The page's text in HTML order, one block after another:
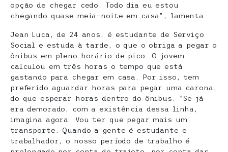
opção de chegar cedo. Todo dia eu estou
chegando quase meia-noite em casa”, lamenta.
Jean Luca, de 24 anos, é estudante de Serviço
Social e estuda à tarde, o que o obriga a pegar o
ônibus em pleno horário de pico. O jovem
calculou em três horas o tempo que está
gastando para chegar em casa. Por isso, tem
preferido aguardar horas para pegar uma carona,
do que esperar horas dentro do ônibus. “Se já
era demorado, com a existência dessa linha,
imagina agora. Vou ter que pegar mais um
transporte. Quando a gente é estudante e
trabalhador, o nosso período de trabalho é